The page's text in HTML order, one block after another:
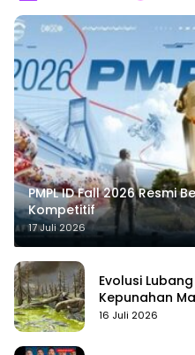
PMPL ID Fall 2026 Resmi
Kompetitif
17 Juli 2026
Evolusi
Kepunahan
16 Juli 2026